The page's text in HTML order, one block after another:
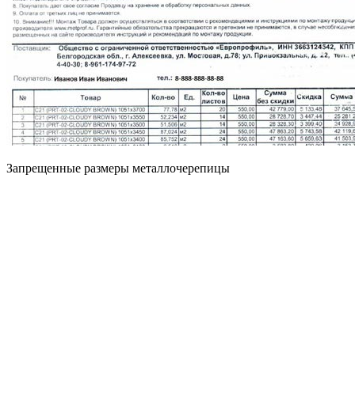
Запрещенные размеры металлочерепицы